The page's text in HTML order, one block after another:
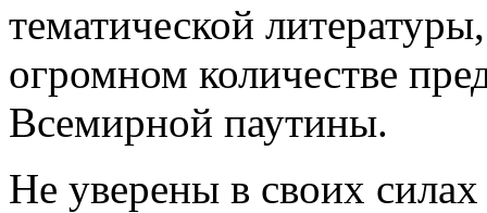
тематической
огромном количестве
Всемирной паутины.
Не уверены в своих